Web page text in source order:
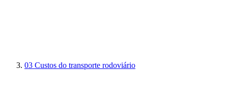
03 Custos do transporte rodoviário